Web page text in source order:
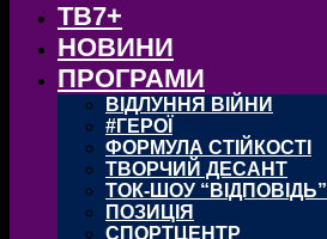
ТВ7+
НОВИНИ
ПРОГРАМИ
ВІДЛУННЯ ВІЙНИ
#ГЕРОЇ
ФОРМУЛА СТІЙКОСТІ
ТВОРЧИЙ ДЕСАНТ
ТОК-ШОУ “ВІДПОВІДЬ”
ПОЗИЦІЯ
СПОРТЦЕНТР